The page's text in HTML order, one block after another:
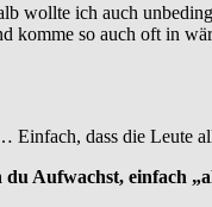
wollte ich auch
so auch oft in
Einfach, dass die Leute
Aufwachst, einfach